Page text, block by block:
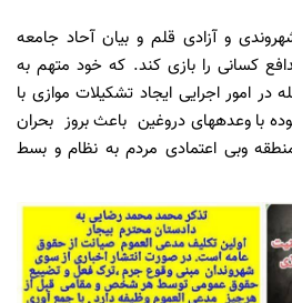
و آزادی قلم و بیان آحاد جامعه
کسانی را بازی کند. که خود متهم به
امور اجرایی ایجاد تشکیلات موازی با
با وعدههای دروغین باعث بروز بحران
وبی اعتمادی مردم به نظام و بسط